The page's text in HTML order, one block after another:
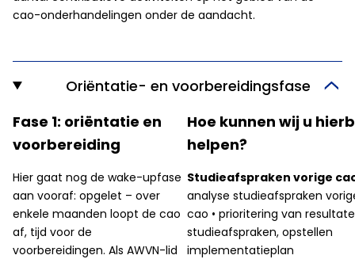
cao-onderhandelingen onder de aandacht.
Oriëntatie- en voorbereidingsfase
Fase 1: oriëntatie en
voorbereiding
Hier gaat nog de wake-upfase
aan vooraf: opgelet – over
enkele maanden loopt de cao
af, tijd voor de
voorbereidingen. Als AWVN-lid
Hoe kunnen wij u
helpen?
Studieafspraken vorige
analyse studieafspraken
cao • prioritering van
studieafspraken, opstellen
implementatieplan